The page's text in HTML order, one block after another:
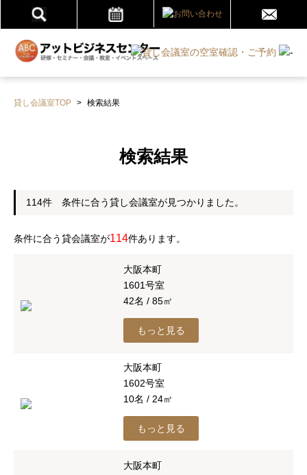
貸し会議室TOP > 検索結果
検索結果
114件 条件に合う貸し会議室が見つかりました。
条件に合う貸会議室が114件あります。
大阪本町
1601号室
42名 / 85㎡
もっと見る
大阪本町
1602号室
10名 / 24㎡
もっと見る
大阪本町